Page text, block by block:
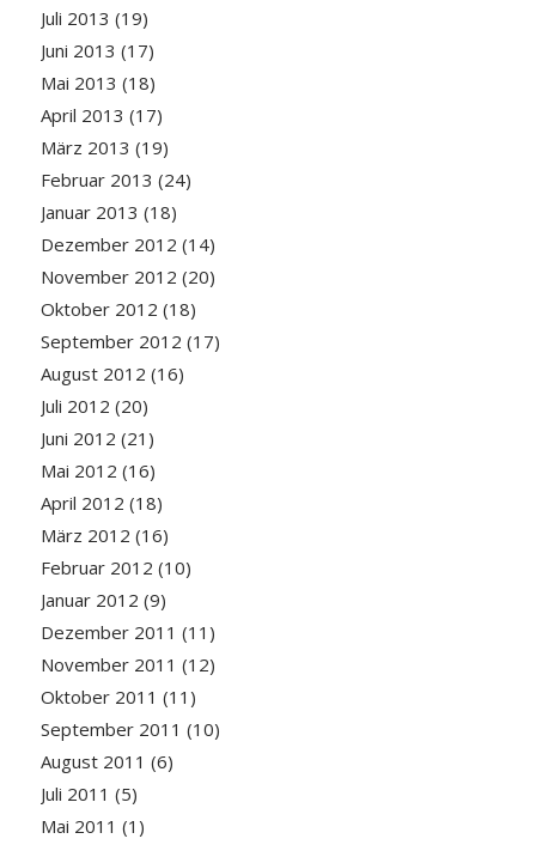
Juli 2013 (19)
Juni 2013 (17)
Mai 2013 (18)
April 2013 (17)
März 2013 (19)
Februar 2013 (24)
Januar 2013 (18)
Dezember 2012 (14)
November 2012 (20)
Oktober 2012 (18)
September 2012 (17)
August 2012 (16)
Juli 2012 (20)
Juni 2012 (21)
Mai 2012 (16)
April 2012 (18)
März 2012 (16)
Februar 2012 (10)
Januar 2012 (9)
Dezember 2011 (11)
November 2011 (12)
Oktober 2011 (11)
September 2011 (10)
August 2011 (6)
Juli 2011 (5)
Mai 2011 (1)